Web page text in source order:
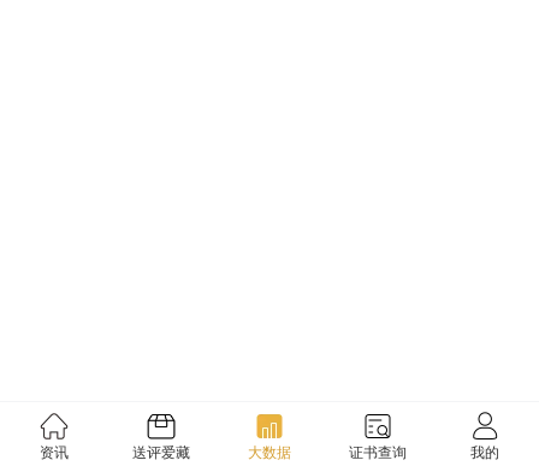
资讯 送评爱藏 大数据 证书查询 我的